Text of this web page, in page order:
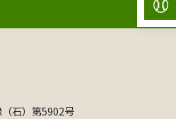
石）第5902号